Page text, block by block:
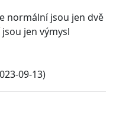
normální jsou jen dvě
jen výmysl
09-13)